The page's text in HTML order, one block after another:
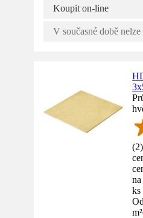
Koupit on-line
V současné době
(2)
ks
m²